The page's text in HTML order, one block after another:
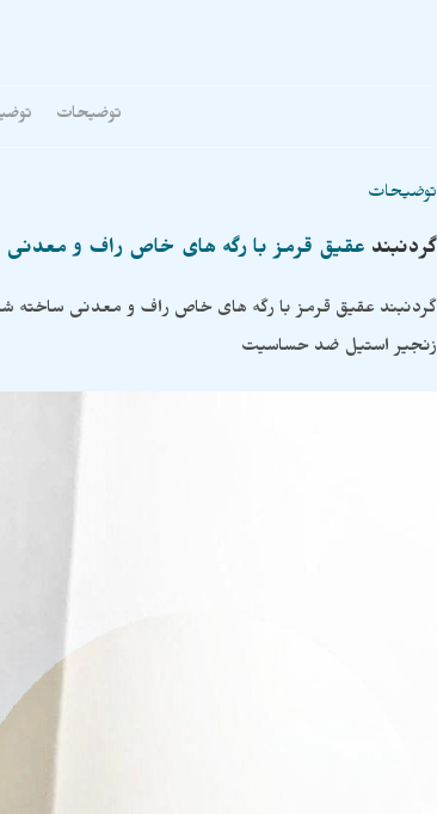
توضیحات
توضیحات
گردنبند عقیق قرمز با رگه های خاص راف و معدنی
گردنبند عقیق قرمز با رگه های خاص راف و معدنی
زنجیر استیل ضد حساسیت